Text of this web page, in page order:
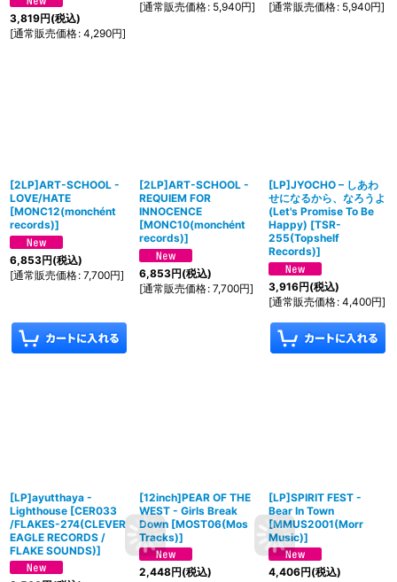
3,819円(税込)
[通常販売価格: 4,290円]
[通常販売価格: 5,940円]
[通常販売価格: 5,940円]
[2LP]ART-SCHOOL -
LOVE/HATE
[MONC12(monchént
records)]
6,853円(税込)
[通常販売価格: 7,700円]
[2LP]ART-SCHOOL -
REQUIEM FOR
INNOCENCE
[MONC10(monchént
records)]
6,853円(税込)
[通常販売価格: 7,700円]
[LP]JYOCHO – しあわ
せになるから、なろうよ
(Let's Promise To Be
Happy) [TSR-
255(Topshelf
Records)]
3,916円(税込)
[通常販売価格: 4,400円]
[LP]ayutthaya -
Lighthouse [CER033
/FLAKES-274(CLEVER
EAGLE RECORDS /
FLAKE SOUNDS)]
[12inch]PEAR OF THE
WEST - Girls Break
Down [MOST06(Mos
Tracks)]
2,448円(税込)
[LP]SPIRIT FEST -
Bear In Town
[MMUS2001(Morr
Music)]
4,406円(税込)